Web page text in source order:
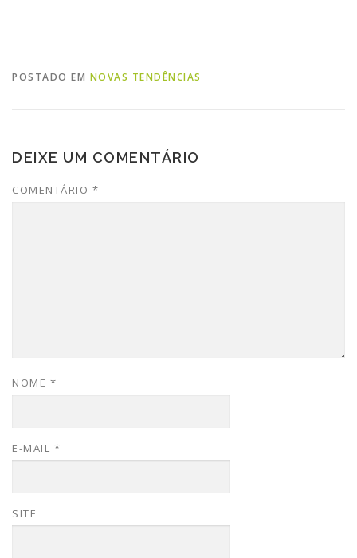
POSTADO EM NOVAS TENDÊNCIAS
DEIXE UM COMENTÁRIO
COMENTÁRIO *
NOME *
E-MAIL *
SITE